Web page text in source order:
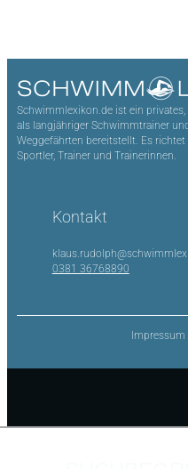
Schwimmlexikon.de ist ein
als langjähriger Schwimmtrainer
Weggefährten bereitstellt. Es
Sportler, Trainer und Trainerinnen.
Kontakt
0381 36768890
Impressum